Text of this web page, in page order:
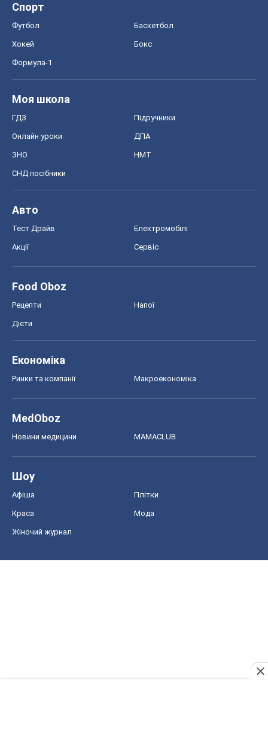
Спорт
Футбол Баскетбол
Хокей Бокс
Формула-1
Моя школа
ГДЗ Підручники
Онлайн уроки ДПА
ЗНО НМТ
СНД посібники
Авто
Тест Драйв Електромобілі
Акції Сервіс
Food Oboz
Рецепти Напої
Дієти
Економіка
Ринки та компанії Макроекономіка
MedOboz
Новини медицини MAMACLUB
Шоу
Афіша Плітки
Краса Мода
Жіночий журнал